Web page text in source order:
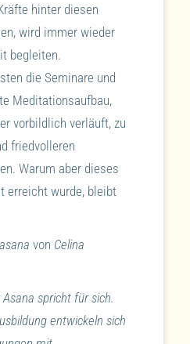
hinter diesen
wird immer wieder
begleiten.
die Seminare und
Meditationsaufbau,
vorbildlich verläuft, zu
friedvolleren
Warum aber dieses
erreicht wurde, bleibt
von Celina
spricht für sich.
entwickeln sich